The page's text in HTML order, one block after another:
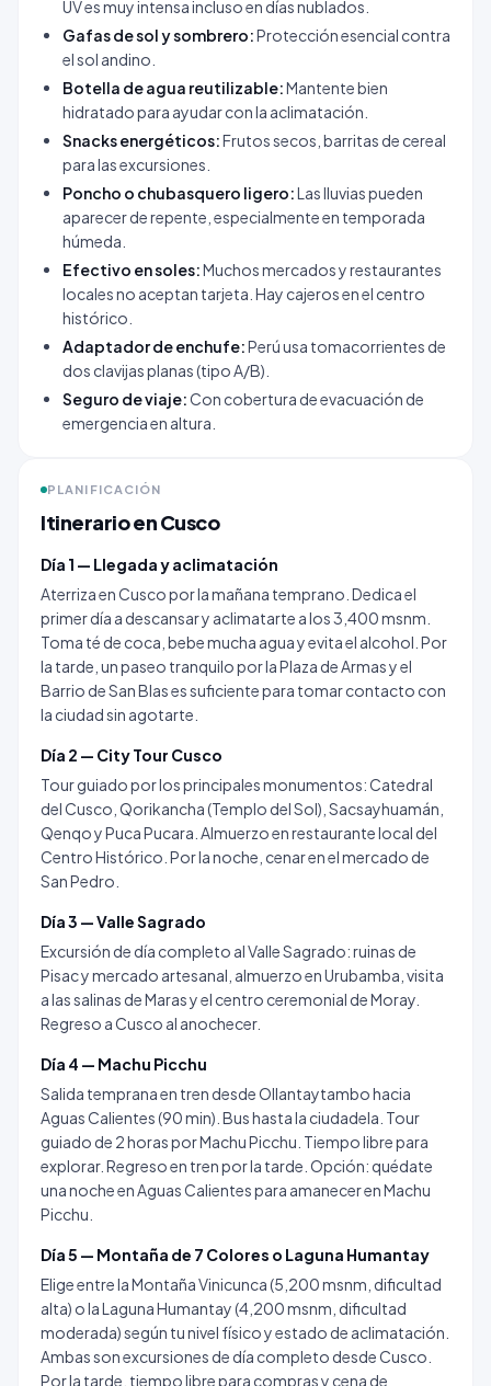
UV es muy intensa incluso en días nublados.
Gafas de sol y sombrero:Protección esencial contra
el sol andino.
Botella de agua reutilizable:Mantente bien
hidratado para ayudar con la aclimatación.
Snacks energéticos:Frutos secos, barritas de cereal
para las excursiones.
Poncho o chubasquero ligero:Las lluvias pueden
aparecer de repente, especialmente en temporada
húmeda.
Efectivo en soles:Muchos mercados y restaurantes
locales no aceptan tarjeta. Hay cajeros en el centro
histórico.
Adaptador de enchufe:Perú usa tomacorrientes de
dos clavijas planas (tipo A/B).
Seguro de viaje:Con cobertura de evacuación de
emergencia en altura.
PLANIFICACIÓN
Itinerario en Cusco
Día 1 — Llegada y aclimatación
Aterriza en Cusco por la mañana temprano. Dedica el
primer día a descansar y aclimatarte a los 3,400 msnm.
Toma té de coca, bebe mucha agua y evita el alcohol. Por
la tarde, un paseo tranquilo por la Plaza de Armas y el
Barrio de San Blas es suficiente para tomar contacto con
la ciudad sin agotarte.
Día 2 — City Tour Cusco
Tour guiado por los principales monumentos: Catedral
del Cusco, Qorikancha (Templo del Sol), Sacsayhuamán,
Qenqo y Puca Pucara. Almuerzo en restaurante local del
Centro Histórico. Por la noche, cenar en el mercado de
San Pedro.
Día 3 — Valle Sagrado
Excursión de día completo al Valle Sagrado: ruinas de
Pisac y mercado artesanal, almuerzo en Urubamba, visita
a las salinas de Maras y el centro ceremonial de Moray.
Regreso a Cusco al anochecer.
Día 4 — Machu Picchu
Salida temprana en tren desde Ollantaytambo hacia
Aguas Calientes (90 min). Bus hasta la ciudadela. Tour
guiado de 2 horas por Machu Picchu. Tiempo libre para
explorar. Regreso en tren por la tarde. Opción: quédate
una noche en Aguas Calientes para amanecer en Machu
Picchu.
Día 5 — Montaña de 7 Colores o Laguna Humantay
Elige entre la Montaña Vinicunca (5,200 msnm, dificultad
alta) o la Laguna Humantay (4,200 msnm, dificultad
moderada) según tu nivel físico y estado de aclimatación.
Ambas son excursiones de día completo desde Cusco.
Por la tarde, tiempo libre para compras y cena de